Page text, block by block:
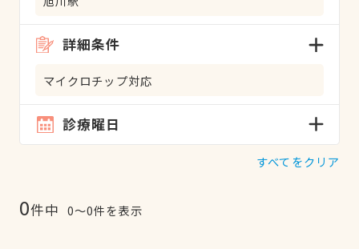
詳細条件
マイクロチップ対応
診療曜日
すべてをクリア
0件中 0〜0件を表示